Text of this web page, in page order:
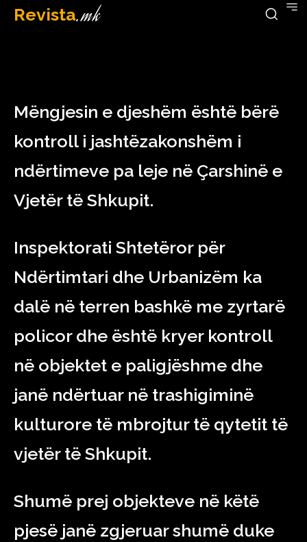
Revista.mk
January 16, 2023
Mëngjesin e djeshëm është bërë
kontroll i jashtëzakonshëm i
ndërtimeve pa leje në Çarshinë e
Vjetër të Shkupit.
Inspektorati Shtetëror për
Ndërtimtari dhe Urbanizëm ka
dalë në terren bashkë me zyrtarë
policor dhe është kryer kontroll
në objektet e paligjëshme dhe
janë ndërtuar në trashigiminë
kulturore të mbrojtur të qytetit të
vjetër të Shkupit.
Shumë prej objekteve në këtë
pjesë janë zgjeruar shumë duke